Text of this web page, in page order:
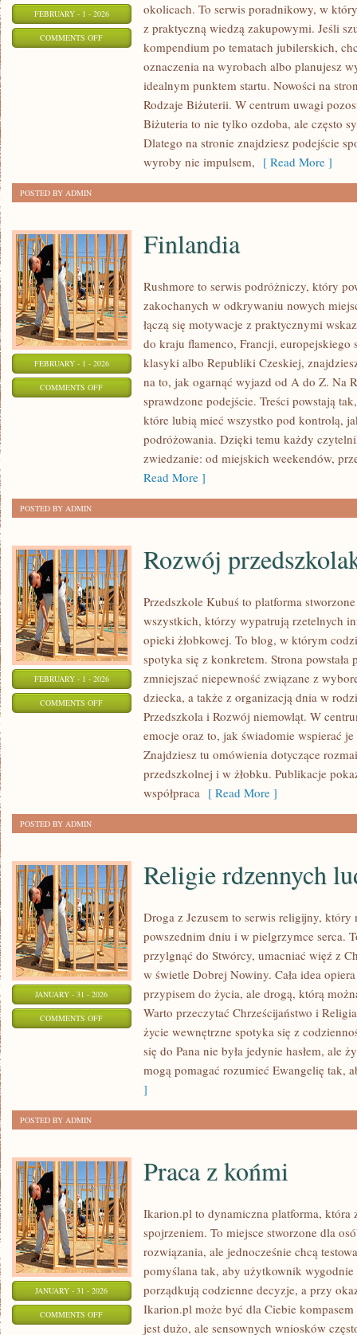
FEBRUARY - 1 - 2026
COMMENTS OFFON
okolicach. To serwis poradnikowy, w
z praktyczną wiedzą zakupowymi. Jeśli
kompendium po tematach jubilerskich,
oznaczenia na wyrobach albo planujesz
idealnym punktem startu. Nowości na
Rodzaje Biżuterii. W centrum uwagi
Biżuteria to nie tylko ozdoba, ale często
Dlatego na stronie znajdziesz podejście
wyroby nie impulsem, [ Read More ]
POSTED BY ADMIN
FEBRUARY - 1 - 2026
COMMENTS OFFON
FINLANDIA
Finlandia
Rushmore to serwis podróżniczy, który
zakochanych w odkrywaniu nowych
łączą się motywacje z praktycznymi
do kraju flamenco, Francji, europejskiego
klasyki albo Republiki Czeskiej,
na to, jak ogarnąć wyjazd od A do Z. Na
sprawdzone podejście. Treści powstają
które lubią mieć wszystko pod kontrolą,
podróżowania. Dzięki temu każdy
zwiedzanie: od miejskich weekendów,
Read More ]
POSTED BY ADMIN
FEBRUARY - 1 - 2026
COMMENTS OFFON
PRZEDSZKOLAKÓW
Rozwój
Przedszkole Kubuś to platforma
wszystkich, którzy wypatrują rzetelnych
opieki żłobkowej. To blog, w którym
spotyka się z konkretem. Strona
zmniejszać niepewność związane z
dziecka, a także z organizacją dnia w
Przedszkola i Rozwój niemowląt. W
emocje oraz to, jak świadomie wspierać
Znajdziesz tu omówienia dotyczące
przedszkolnej i w żłobku. Publikacje
współpraca [ Read More ]
POSTED BY ADMIN
JANUARY - 31 - 2026
COMMENTS OFFON
RDZENNYCH
Religie rdzennych
Droga z Jezusem to serwis religijny,
powszednim dniu i w pielgrzymce serca.
przylgnąć do Stwórcy, umacniać więź z
w świetle Dobrej Nowiny. Cała idea
przypisem do życia, ale drogą, którą
Warto przeczytać Chrześcijaństwo i
życie wewnętrzne spotyka się z
się do Pana nie była jedynie hasłem, ale
mogą pomagać rozumieć Ewangelię tak,
]
POSTED BY ADMIN
JANUARY - 31 - 2026
COMMENTS OFFON
Praca z końmi
Ikarion.pl to dynamiczna platforma, która
spojrzeniem. To miejsce stworzone dla
rozwiązania, ale jednocześnie chcą
pomyślana tak, aby użytkownik wygodnie
porządkują codzienne decyzje, a przy
Ikarion.pl może być dla Ciebie
jest dużo, ale sensownych wniosków